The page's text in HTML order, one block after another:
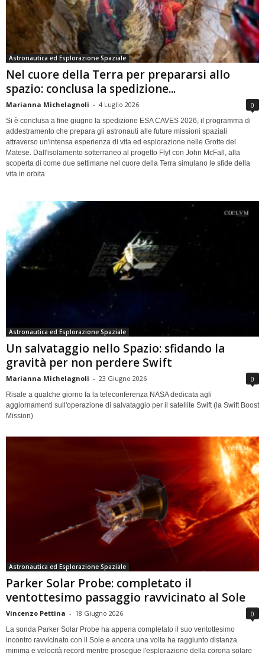
Astronautica ed Esplorazione Spaziale
Nel cuore della Terra per prepararsi allo
spazio: conclusa la spedizione...
Marianna Michelagnoli - 4 Luglio 2026 0
Si è conclusa a fine giugno la spedizione ESA CAVES 2026, il programma di
addestramento che prepara gli astronauti alle future missioni spaziali
attraverso un'intensa esperienza di vita ed esplorazione nelle Grotte del
Matese. Dall'isolamento sotterraneo al progetto Fly! con John McFall, alla
scoperta di come due settimane nel cuore della Terra simulano le sfide della
vita in orbita
Astronautica ed Esplorazione Spaziale
Un salvataggio nello Spazio: sfidando la
gravità per non perdere Swift
Marianna Michelagnoli - 23 Giugno 2026 0
Risale a qualche giorno fa la teleconferenza NASA dedicata agli
aggiornamenti sull'operazione di salvataggio per il satellite Swift (la Swift Boost
Mission)
Astronautica ed Esplorazione Spaziale
Parker Solar Probe: completato il
ventottesimo passaggio ravvicinato al Sole
Vincenzo Pettina - 18 Giugno 2026 0
La sonda Parker Solar Probe ha appena completato il suo ventottesimo
incontro ravvicinato con il Sole e ancora una volta ha raggiunto distanza
minima e velocità record mentre prosegue l'esplorazione della corona solare